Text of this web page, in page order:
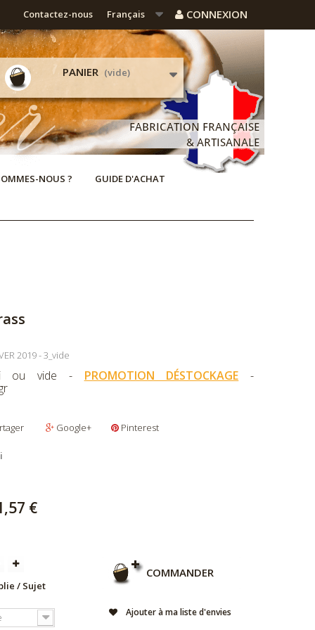
CONNEXION
Français
Contactez-nous
PANIER (vide)
NOUS ? GUIDE D'ACHAT
2019 - 3_vide
ou vide - PROMOTION DÉSTOCKAGE -
Google+ Pinterest
€
/ Sujet
COMMANDER
Ajouter à ma liste d'envies